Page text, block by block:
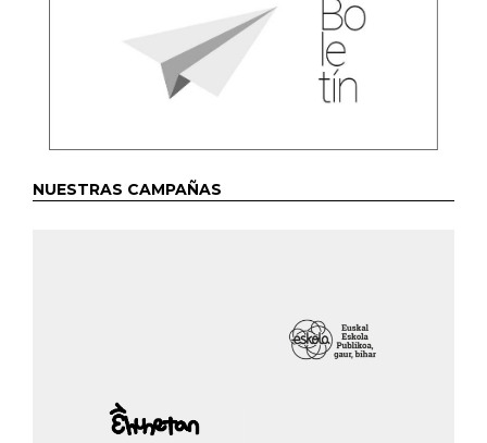
NUESTRAS CAMPAÑAS